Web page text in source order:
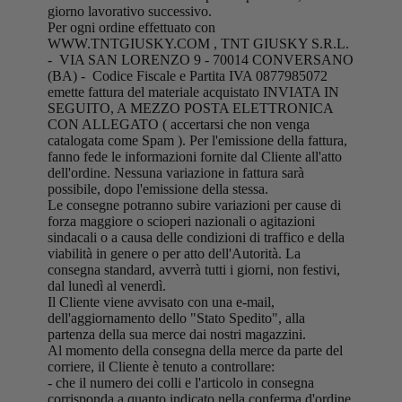
giorno lavorativo successivo.
Per ogni ordine effettuato con
WWW.TNTGIUSKY.COM , TNT GIUSKY S.R.L.
- VIA SAN LORENZO 9 - 70014 CONVERSANO
(BA) - Codice Fiscale e Partita IVA 0877985072
emette fattura del materiale acquistato INVIATA IN
SEGUITO, A MEZZO POSTA ELETTRONICA
CON ALLEGATO ( accertarsi che non venga
catalogata come Spam ). Per l'emissione della fattura,
fanno fede le informazioni fornite dal Cliente all'atto
dell'ordine. Nessuna variazione in fattura sarà
possibile, dopo l'emissione della stessa.
Le consegne potranno subire variazioni per cause di
forza maggiore o scioperi nazionali o agitazioni
sindacali o a causa delle condizioni di traffico e della
viabilità in genere o per atto dell'Autorità. La
consegna standard, avverrà tutti i giorni, non festivi,
dal lunedì al venerdì.
Il Cliente viene avvisato con una e-mail,
dell'aggiornamento dello "Stato Spedito", alla
partenza della sua merce dai nostri magazzini.
Al momento della consegna della merce da parte del
corriere, il Cliente è tenuto a controllare:
- che il numero dei colli e l'articolo in consegna